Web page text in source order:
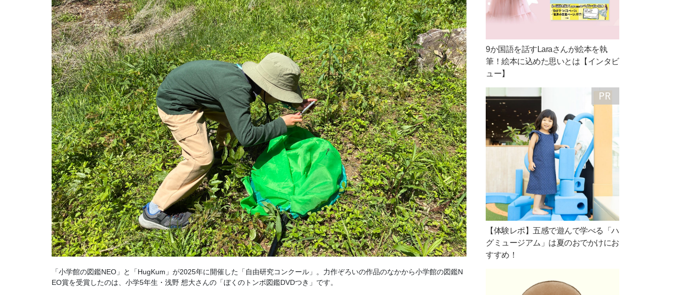
「小学館の図鑑NEO」と「HugKum」が2025年に開催した「自由研究コンクール」。力作ぞろいの作品のなかから小学館の図鑑N
EO賞を受賞したのは、小学5年生・浅野 想大さんの「ぼくのトンボ図鑑DVDつき」です。
9か国語を話すLaraさんが絵本を執
筆！絵本に込めた思いとは【インタビ
ュー】
【体験レポ】五感で遊んで学べる「ハ
グミュージアム」は夏のおでかけにお
すすめ！